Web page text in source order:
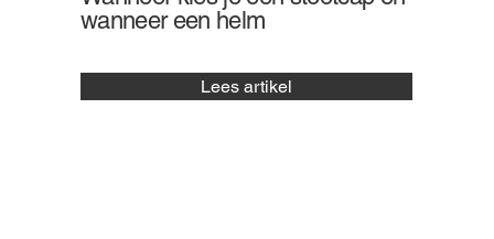
wanneer een helm
Lees artikel